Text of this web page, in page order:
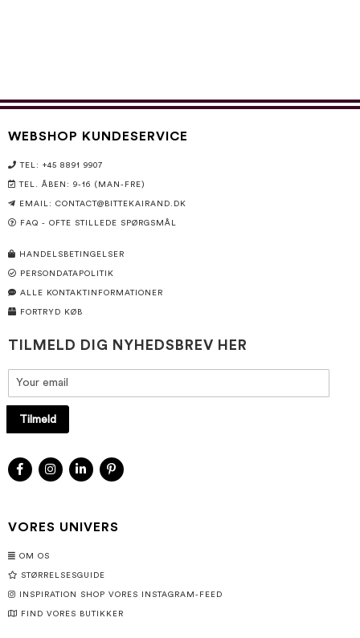
WEBSHOP KUNDESERVICE
TEL: +45 8891 9907
TEL. ÅBEN: 9-16 (MAN-FRE)
EMAIL: CONTACT@BITTEKAIRAND.DK
FAQ - OFTE STILLEDE SPØRGSMÅL
HANDELSBETINGELSER
PERSONDATAPOLITIK
ALLE KONTAKTINFORMATIONER
FORTRYD KØB
TILMELD DIG NYHEDSBREV HER
Tilmeld
VORES UNIVERS
OM OS
STØRRELSESGUIDE
INSPIRATION SHOP VORES INSTAGRAM-FEED
FIND VORES BUTIKKER